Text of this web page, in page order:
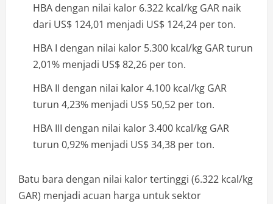
HBA dengan nilai kalor 6.322 kcal/kg GAR naik
dari US$ 124,01 menjadi US$ 124,24 per ton.
HBA I dengan nilai kalor 5.300 kcal/kg GAR turun
2,01% menjadi US$ 82,26 per ton.
HBA II dengan nilai kalor 4.100 kcal/kg GAR
turun 4,23% menjadi US$ 50,52 per ton.
HBA III dengan nilai kalor 3.400 kcal/kg GAR
turun 0,92% menjadi US$ 34,38 per ton.
Batu bara dengan nilai kalor tertinggi (6.322 kcal/kg
GAR) menjadi acuan harga untuk sektor